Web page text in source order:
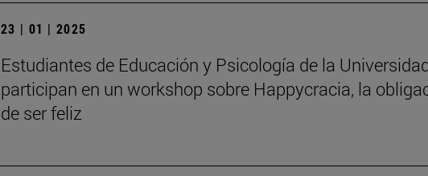
23 | 01 | 2025
Estudiantes de Educación y Psicología de la
participan en un workshop sobre Happycracia, la
de ser feliz